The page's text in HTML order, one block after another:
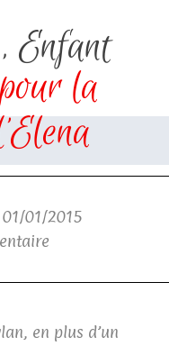
, Enfant
la
01/01/2015
en plus d’un